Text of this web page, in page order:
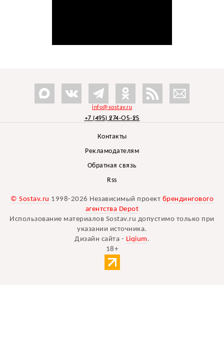
info@sostav.ru
+7 (495) 274-05-25
Контакты
Рекламодателям
Обратная связь
Rss
© Sostav.ru 1998-2026 Независимый проект брендингового
агентства Depot
Использование материалов Sostav.ru допустимо только при
указании источника.
Дизайн сайта - Liqium .
18+